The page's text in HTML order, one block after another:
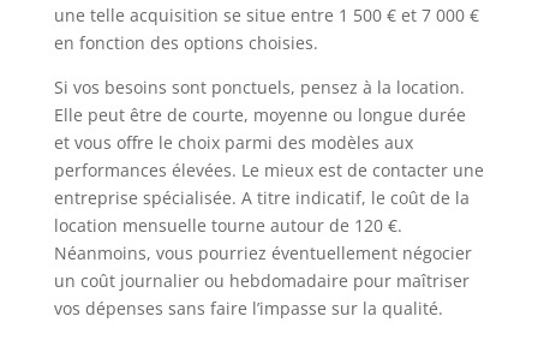
une telle acquisition se situe entre 1 500 € et 7 000 €
en fonction des options choisies.
Si vos besoins sont ponctuels, pensez à la location.
Elle peut être de courte, moyenne ou longue durée
et vous offre le choix parmi des modèles aux
performances élevées. Le mieux est de contacter une
entreprise spécialisée. A titre indicatif, le coût de la
location mensuelle tourne autour de 120 €.
Néanmoins, vous pourriez éventuellement négocier
un coût journalier ou hebdomadaire pour maîtriser
vos dépenses sans faire l’impasse sur la qualité.